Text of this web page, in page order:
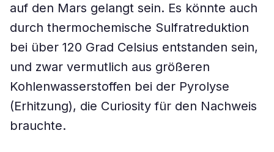
auf den Mars gelangt sein. Es könnte auch
durch thermochemische Sulfratreduktion
bei über 120 Grad Celsius entstanden sein,
und zwar vermutlich aus größeren
Kohlenwasserstoffen bei der Pyrolyse
(Erhitzung), die Curiosity für den Nachweis
brauchte.